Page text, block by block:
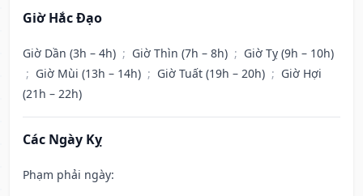
Giờ Hắc Đạo
Giờ Dần (3h – 4h) ; Giờ Thìn (7h – 8h) ; Giờ Tỵ (9h – 10h)
; Giờ Mùi (13h – 14h) ; Giờ Tuất (19h – 20h) ; Giờ Hợi
(21h – 22h)
Các Ngày Kỵ
Phạm phải ngày: